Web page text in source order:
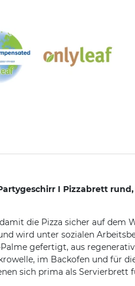
I Pizzabrett
die Pizza sicher auf dem
wird unter sozialen
gefertigt, aus
im Backofen und für
sich prima als Servierbrett